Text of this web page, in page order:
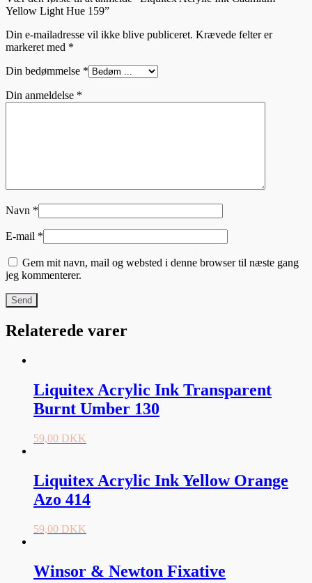
Yellow Light Hue 159”
Din e-mailadresse vil ikke blive publiceret. Krævede felter er
markeret med *
Din bedømmelse *
Din anmeldelse *
Navn *
E-mail *
Gem mit navn, mail og websted i denne browser til næste gang
jeg kommenterer.
Relaterede varer
Liquitex Acrylic Ink Transparent
Burnt Umber 130
59,00 DKK
Liquitex Acrylic Ink Yellow Orange
Azo 414
59,00 DKK
Winsor & Newton Fixative